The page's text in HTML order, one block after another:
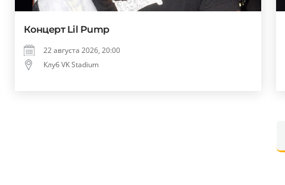
Концерт Lil Pump
22 августа 2026, 20:00
Клуб VK Stadium